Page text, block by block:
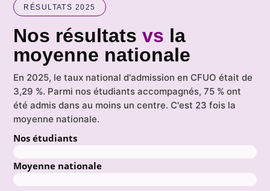
RÉSULTATS 2025
Nos résultatsvs la
moyenne nationale
En 2025, le taux national d'admission en CFUO était de
3,29 %. Parmi nos étudiants accompagnés, 75 % ont
été admis dans au moins un centre. C'est 23 fois la
moyenne nationale.
Nos étudiants
Moyenne nationale